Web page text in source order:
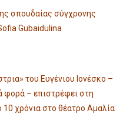
σπουδαίας σύγχρονης
Gubaidulina
του Ευγένιου Ιονέσκο –
φορά – επιστρέφει στη
χρόνια στο θέατρο Αμαλία